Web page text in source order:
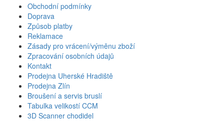
Obchodní podmínky
Doprava
Způsob platby
Reklamace
Zásady pro vrácení/výměnu zboží
Zpracování osobních údajů
Kontakt
Prodejna Uherské Hradiště
Prodejna Zlín
Broušení a servis bruslí
Tabulka velikostí CCM
3D Scanner chodidel